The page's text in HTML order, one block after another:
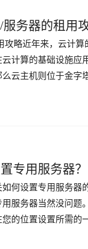
服务器的租用
攻略近年来，云计
计算的基础设施应
云主机则位于金字
专用服务器
何设置专用服务器
服务器当然没问题
您的位置设置所需的